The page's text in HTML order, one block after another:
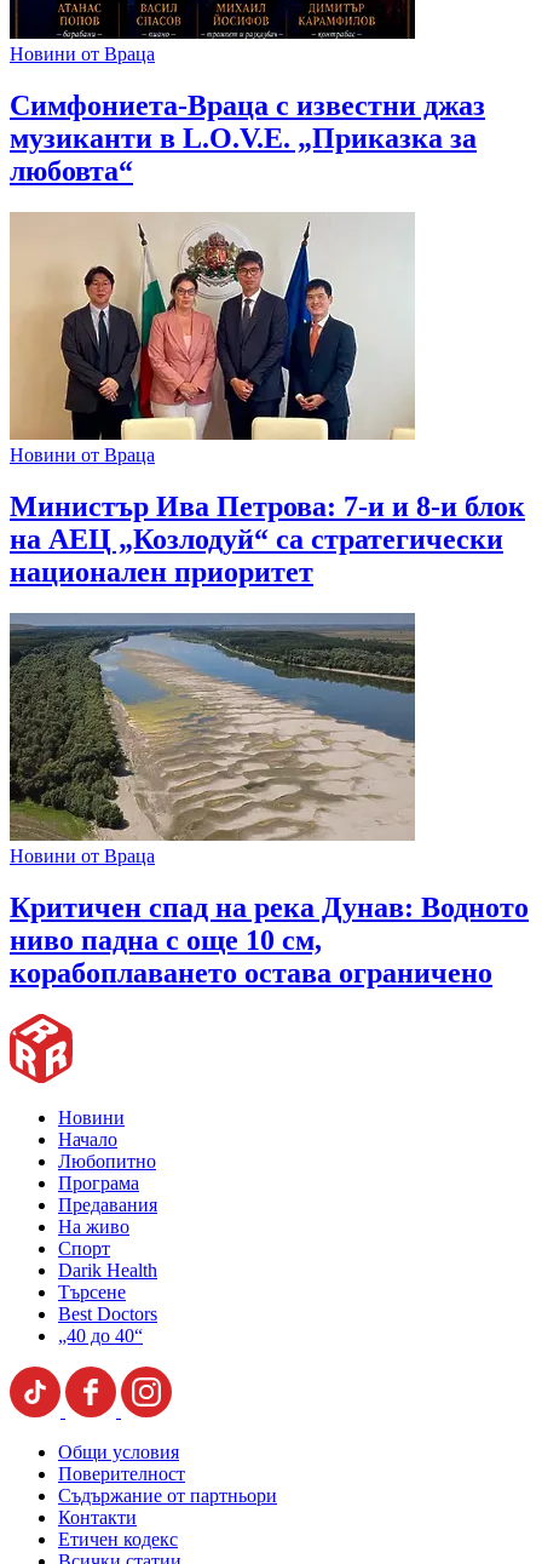
Новини от Враца
Симфониета-Враца с известни джаз
музиканти в L.O.V.E. „Приказка за
любовта“
Новини от Враца
Министър Ива Петрова: 7-и и 8-и блок
на АЕЦ „Козлодуй“ са стратегически
национален приоритет
Новини от Враца
Критичен спад на река Дунав: Водното
ниво падна с още 10 см,
корабоплаването остава ограничено
Новини
Начало
Любопитно
Програма
Предавания
На живо
Спорт
Darik Health
Търсене
Best Doctors
„40 до 40“
Общи условия
Поверителност
Съдържание от партньори
Контакти
Етичен кодекс